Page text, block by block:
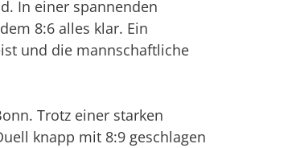
In einer spannenden
8:6 alles klar. Ein
und die mannschaftliche
Trotz einer starken
knapp mit 8:9 geschlagen